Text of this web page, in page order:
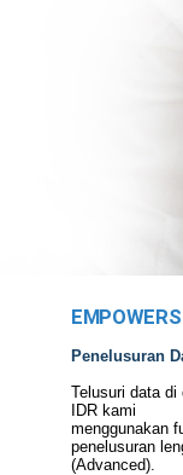
Penelusuran
Telusuri data di
IDR kami
menggunakan
penelusuran
(Advanced).